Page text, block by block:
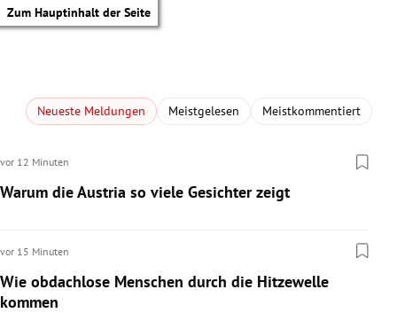
Zum Hauptinhalt der Seite
Neueste Meldungen Meistgelesen Meistkommentiert
vor 12 Minuten
Warum die Austria so viele Gesichter zeigt
vor 15 Minuten
Wie obdachlose Menschen durch die Hitzewelle
kommen